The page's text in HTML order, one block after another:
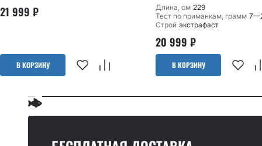
21 999 ₽
В КОРЗИНУ
Длина, см 229
Тест по приманкам, грамм
Строй экстрафаст
20 999 ₽
В КОРЗИНУ